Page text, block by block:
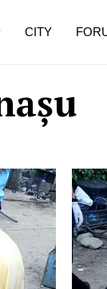
CITY
în vârstă